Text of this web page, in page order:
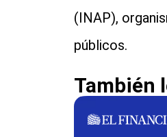
(INAP),
públicos.
También